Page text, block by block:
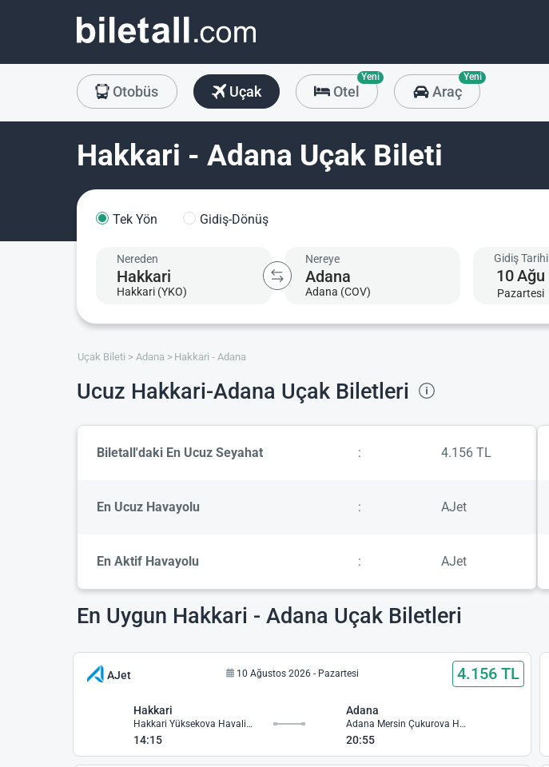
Otobüs Uçak Otel
Yeni
Araç
Yeni
Hakkari - Adana Uçak Bileti
Tek Yön Gidiş-Dönüş
Nereden
Hakkari (YKO)
Nereye
Adana (COV)
Gidiş Tarihi
10Ağu
Pazartesi
Uçak Bileti Adana Hakkari - Adana
Ucuz Hakkari-Adana Uçak Biletleri
Biletall'daki En Ucuz Seyahat : 4.156 TL
En Ucuz Havayolu : AJet
En Aktif Havayolu : AJet
En Uygun Hakkari - Adana Uçak Biletleri
AJet 10 Ağustos 2026 - Pazartesi 4.156 TL
Hakkari
Hakkari Yüksekova Havalimanı
14:15
Adana
Adana Mersin Çukurova Havalimanı
20:55